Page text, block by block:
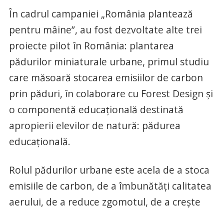
În cadrul campaniei „România plantează
pentru mâine”, au fost dezvoltate alte trei
proiecte pilot în România: plantarea
pădurilor miniaturale urbane, primul studiu
care măsoară stocarea emisiilor de carbon
prin păduri, în colaborare cu Forest Design și
o componentă educațională destinată
apropierii elevilor de natură: pădurea
educațională.
Rolul pădurilor urbane este acela de a stoca
emisiile de carbon, de a îmbunătăți calitatea
aerului, de a reduce zgomotul, de a crește